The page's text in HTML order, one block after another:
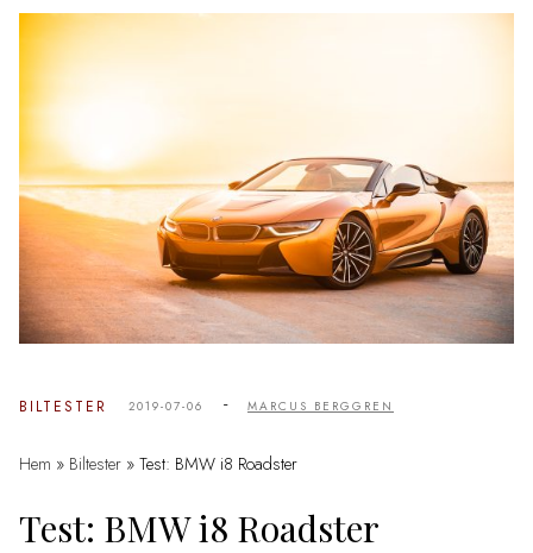
BILTESTER 2019-07-06 - MARCUS BERGGREN
Hem » Biltester » Test: BMW i8 Roadster
Test: BMW i8 Roadster